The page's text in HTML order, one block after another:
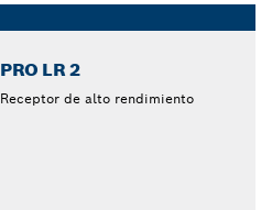
PRO LR 2
Receptor de alto rendimiento